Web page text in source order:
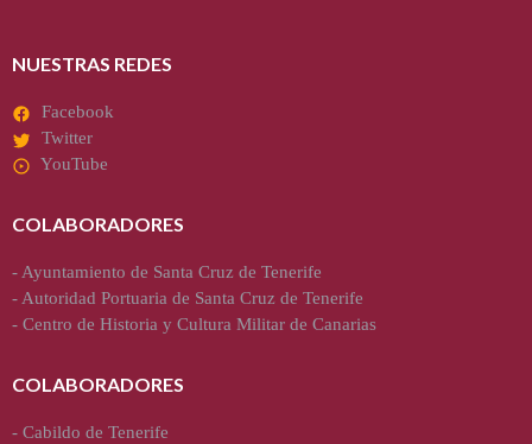
NUESTRAS REDES
Facebook
Twitter
YouTube
COLABORADORES
-Ayuntamiento de Santa Cruz de Tenerife
-Autoridad Portuaria de Santa Cruz de Tenerife
- Centro de Historia y Cultura Militar de Canarias
COLABORADORES
- Cabildo de Tenerife